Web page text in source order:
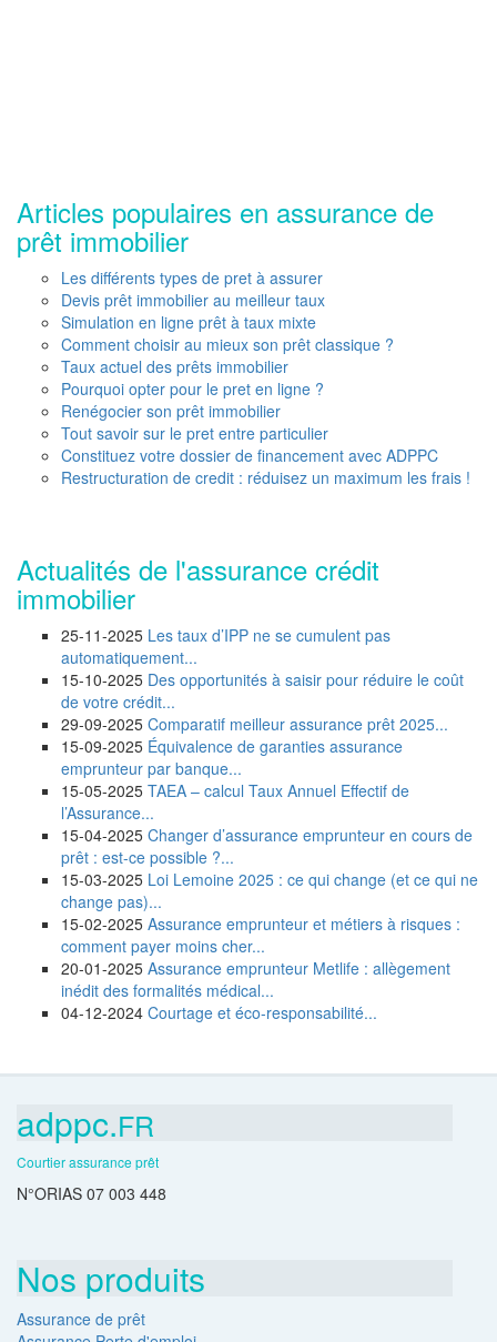
Articles populaires en assurance de
prêt immobilier
Les différents types de pret à assurer
Devis prêt immobilier au meilleur taux
Simulation en ligne prêt à taux mixte
Comment choisir au mieux son prêt classique ?
Taux actuel des prêts immobilier
Pourquoi opter pour le pret en ligne ?
Renégocier son prêt immobilier
Tout savoir sur le pret entre particulier
Constituez votre dossier de financement avec ADPPC
Restructuration de credit : réduisez un maximum les frais !
Actualités de l'assurance crédit
immobilier
25-11-2025 Les taux d’IPP ne se cumulent pas
automatiquement...
15-10-2025 Des opportunités à saisir pour réduire le coût
de votre crédit...
29-09-2025 Comparatif meilleur assurance prêt 2025...
15-09-2025 Équivalence de garanties assurance
emprunteur par banque...
15-05-2025 TAEA – calcul Taux Annuel Effectif de
l’Assurance...
15-04-2025 Changer d’assurance emprunteur en cours de
prêt : est-ce possible ?...
15-03-2025 Loi Lemoine 2025 : ce qui change (et ce qui ne
change pas)...
15-02-2025 Assurance emprunteur et métiers à risques :
comment payer moins cher...
20-01-2025 Assurance emprunteur Metlife : allègement
inédit des formalités médical...
04-12-2024 Courtage et éco-responsabilité...
adppc.FR
Courtier assurance prêt
N°ORIAS 07 003 448
Nos produits
Assurance de prêt